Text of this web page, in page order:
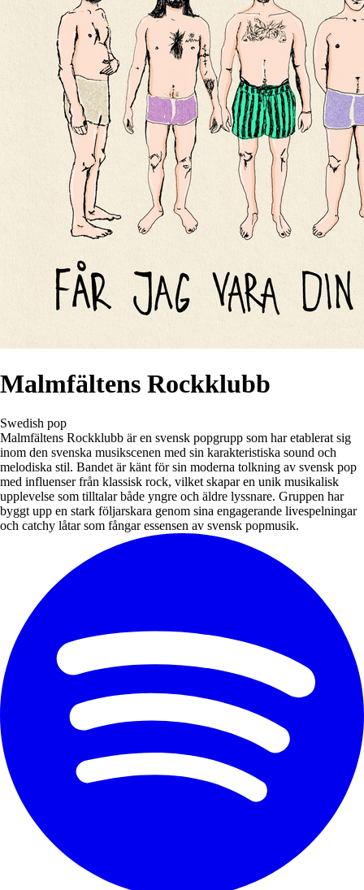
Malmfältens Rockklubb
Swedish pop
Malmfältens Rockklubb är en svensk popgrupp som har etablerat sig
inom den svenska musikscenen med sin karakteristiska sound och
melodiska stil. Bandet är känt för sin moderna tolkning av svensk pop
med influenser från klassisk rock, vilket skapar en unik musikalisk
upplevelse som tilltalar både yngre och äldre lyssnare. Gruppen har
byggt upp en stark följarskara genom sina engagerande livespelningar
och catchy låtar som fångar essensen av svensk popmusik.